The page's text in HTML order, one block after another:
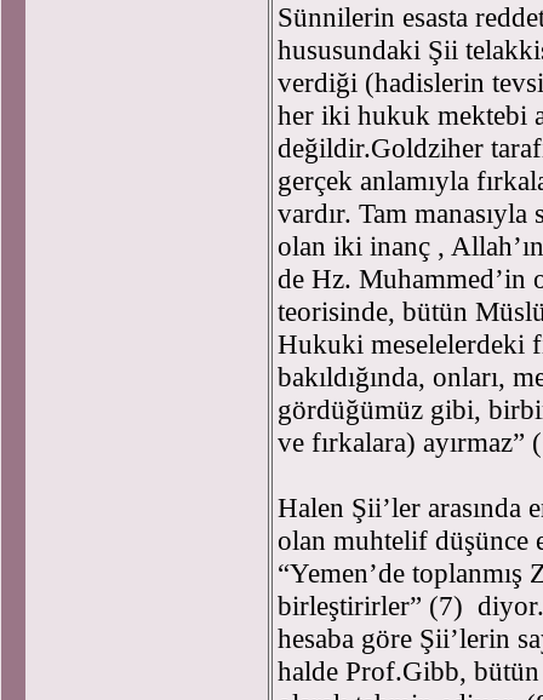
Sünnilerin esasta
hususundaki Şii
verdiği (hadislerin
her iki hukuk mektebi
değildir.Goldziher
gerçek anlamıyla
vardır. Tam
olan iki inanç ,
de Hz. Muhammed’in
teorisinde, bütün
Hukuki meselelerdeki
bakıldığında, onları,
gördüğümüz gibi,
ve fırkalara) ayırmaz”
Halen Şii’ler
olan muhtelif düşünce
“Yemen’de
birleştirirler” (7) diyor.
hesaba göre Şii’lerin
halde Prof.Gibb, bütün